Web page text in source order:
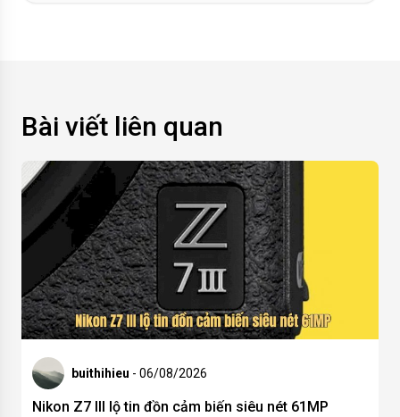
Bài viết liên quan
buithihieu - 06/08/2026
Nikon Z7 III lộ tin đồn cảm biến siêu nét 61MP